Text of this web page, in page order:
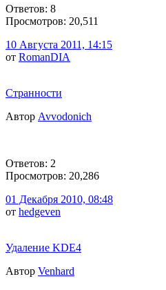
Ответов: 8
Просмотров: 20,511
10 Августа 2011, 14:15
от RomanDIA
Странности
Автор Avvodonich
Ответов: 2
Просмотров: 20,286
01 Декабря 2010, 08:48
от hedgeven
Удаление KDE4
Автор Venhard